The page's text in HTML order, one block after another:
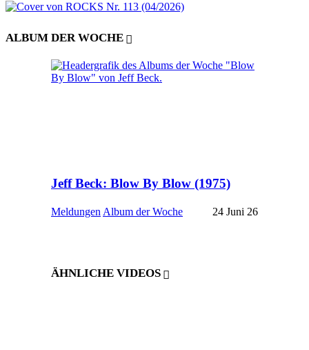
ALBUM DER WOCHE
Jeff Beck: Blow By Blow (1975)
Meldungen Album der Woche 24 Juni 26
ÄHNLICHE VIDEOS